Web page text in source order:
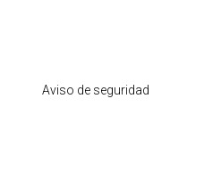
Aviso de seguridad